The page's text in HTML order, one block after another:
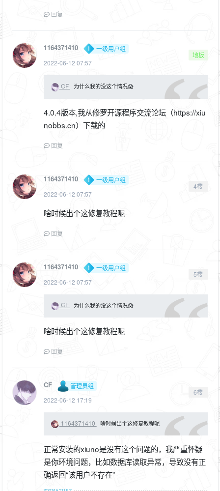
回复
1164371410
一级用户组
2022-06-12 07:57
地板
CF 为什么我的没这个情况😱
4.0.4版本,我从修罗开源程序交流论坛（https://xiu
nobbs.cn）下载的
回复
1164371410
一级用户组
2022-06-12 07:57
4楼
啥时候出个这修复教程呢
回复
1164371410
一级用户组
2022-06-12 07:57
5楼
CF 为什么我的没这个情况😱
啥时候出个这修复教程呢
回复
CF
管理员组
2022-06-12 17:19
6楼
1164371410 啥时候出个这修复教程呢
正常安装的xiuno是没有这个问题的，我严重怀疑
是你环境问题，比如数据库读取异常，导致没有正
确返回“该用户不存在”